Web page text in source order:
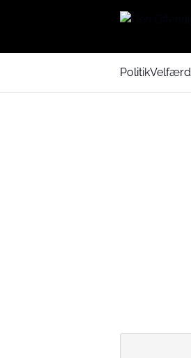
PolitikVelfærd